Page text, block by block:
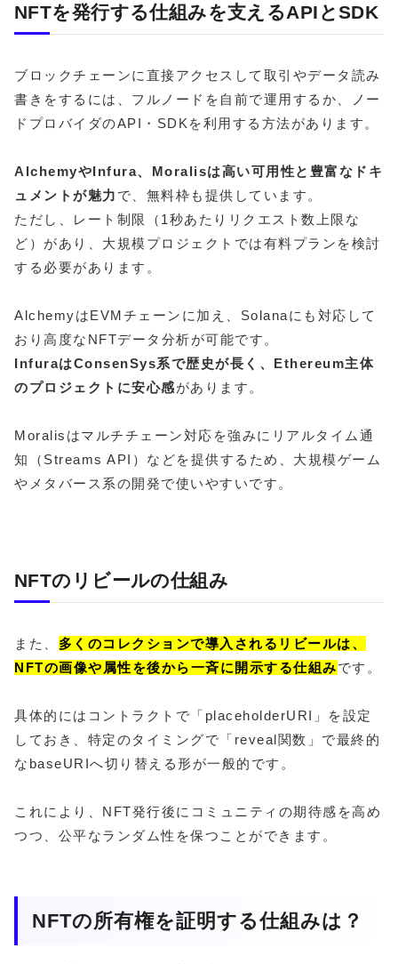
NFTを発行する仕組みを支えるAPIとSDK
ブロックチェーンに直接アクセスして取引やデータ読み
書きをするには、フルノードを自前で運用するか、ノー
ドプロバイダのAPI・SDKを利用する方法があります。
AlchemyやInfura、Moralisは高い可用性と豊富なドキ
ュメントが魅力 で、無料枠も提供しています。
ただし、レート制限（1秒あたりリクエスト数上限な
ど）があり、大規模プロジェクトでは有料プランを検討
する必要があります。
AlchemyはEVMチェーンに加え、Solanaにも対応して
おり高度なNFTデータ分析が可能です。
InfuraはConsenSys系で歴史が長く、Ethereum主体
のプロジェクトに安心感があります。
Moralisはマルチチェーン対応を強みにリアルタイム通
知（Streams API）などを提供するため、大規模ゲーム
やメタバース系の開発で使いやすいです。
NFTのリビールの仕組み
また、 多くのコレクションで導入されるリビールは、
NFTの画像や属性を後から一斉に開示する仕組みです。
具体的にはコントラクトで「placeholderURI」を設定
しておき、特定のタイミングで「reveal関数」で最終的
なbaseURIへ切り替える形が一般的です。
これにより、NFT発行後にコミュニティの期待感を高め
つつ、公平なランダム性を保つことができます。
NFTの所有権を証明する仕組みは？